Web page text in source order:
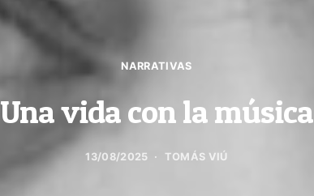
NARRATIVAS
Una vida con la música
13/08/2025 TOMÁS VIÚ